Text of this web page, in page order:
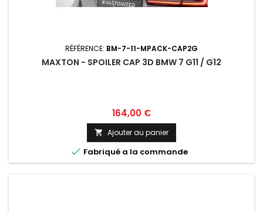
RÉFÉRENCE: BM-7-11-MPACK-CAP2G
MAXTON - SPOILER CAP 3D BMW 7 G11 / G12
Prix
164,00 €
 Ajouter au panier
 Fabriqué a la commande